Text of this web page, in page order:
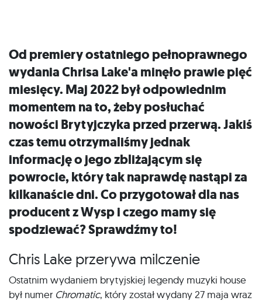
Od premiery ostatniego pełnoprawnego
wydania Chrisa Lake'a minęło prawie pięć
miesięcy. Maj 2022 był odpowiednim
momentem na to, żeby posłuchać
nowości Brytyjczyka przed przerwą. Jakiś
czas temu otrzymaliśmy jednak
informację o jego zbliżającym się
powrocie, który tak naprawdę nastąpi za
kilkanaście dni. Co przygotował dla nas
producent z Wysp i czego mamy się
spodziewać? Sprawdźmy to!
Chris Lake przerywa milczenie
Ostatnim wydaniem brytyjskiej legendy muzyki house
był numer Chromatic, który został wydany 27 maja wraz